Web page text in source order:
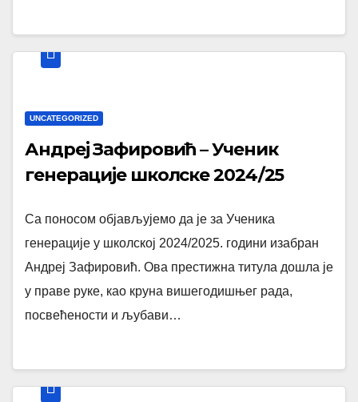
UNCATEGORIZED
Андреј Зафировић – Ученик
генерације школске 2024/25
Са поносом објављујемо да је за Ученика
генерације у школској 2024/2025. години изабран
Андреј Зафировић. Ова престижна титула дошла је
у праве руке, као круна вишегодишњег рада,
посвећености и љубави…